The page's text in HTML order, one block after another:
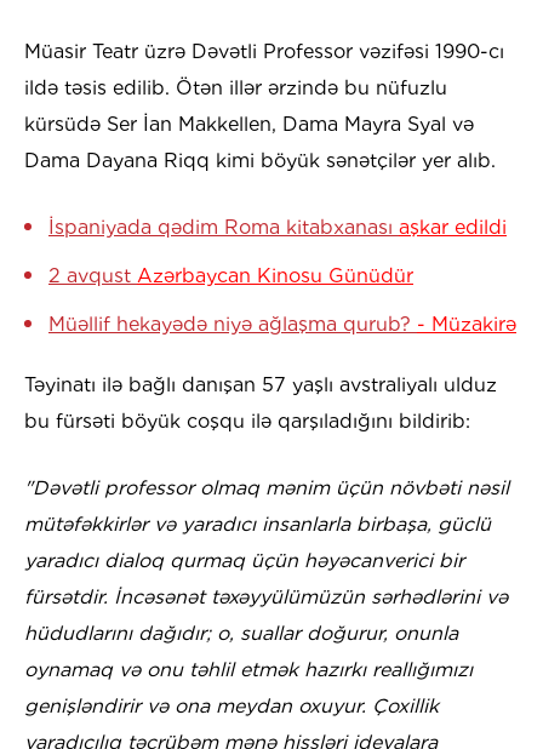
Müasir Teatr üzrə Dəvətli Professor vəzifəsi 1990-cı
ildə təsis edilib. Ötən illər ərzində bu nüfuzlu
kürsüdə Ser İan Makkellen, Dama Mayra Syal və
Dama Dayana Riqq kimi böyük sənətçilər yer alıb.
İspaniyada qədim Roma kitabxanası aşkar edildi
2 avqust Azərbaycan Kinosu Günüdür
Müəllif hekayədə niyə ağlaşma qurub? - Müzakirə
Təyinatı ilə bağlı danışan 57 yaşlı avstraliyalı ulduz
bu fürsəti böyük coşqu ilə qarşıladığını bildirib:
"Dəvətli professor olmaq mənim üçün növbəti nəsil
mütəfəkkirlər və yaradıcı insanlarla birbaşa, güclü
yaradıcı dialoq qurmaq üçün həyəcanverici bir
fürsətdir. İncəsənət təxəyyülümüzün sərhədlərini və
hüdudlarını dağıdır; o, suallar doğurur, onunla
oynamaq və onu təhlil etmək hazırkı reallığımızı
genişləndirir və ona meydan oxuyur. Çoxillik
yaradıcılıq təcrübəm mənə hissləri ideyalara